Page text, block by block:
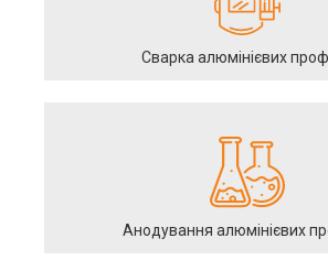
Сварка алюмінієвих
Анодування алюмінієвих